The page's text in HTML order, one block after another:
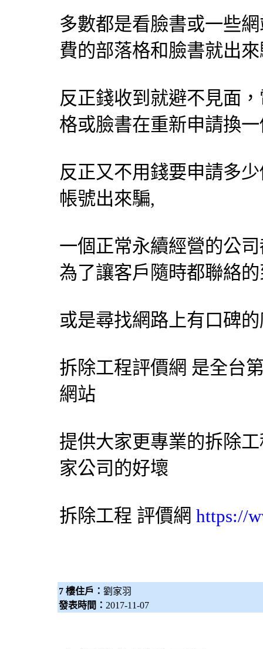
多數都是看臉書或一些
費的部落格和臉書就出
反正錢收到就避不見面
格或臉書在重新申請換
反正又不用錢要申請多
帳號出來騙,
一個正常永續經營的公
為了讓客戶隨時都聯絡
或是尋找網路上有口碑
拆除工程評價網 是全台
網站
提供大家更專業的拆除
家公司的好壞
拆除工程 評價網 https://
7 樓住戶： 劉家羽
發表時間： 2017-11-07